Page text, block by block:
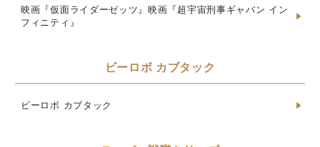
映画『仮面ライダーゼッツ』映画『超宇宙刑事ギャバン イン
フィニティ』
ビーロボ カブタック
ビーロボ カブタック